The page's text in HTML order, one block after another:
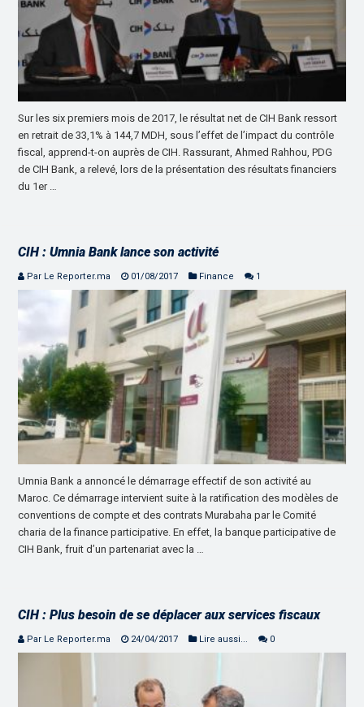
Sur les six premiers mois de 2017, le résultat net de CIH Bank ressort
en retrait de 33,1% à 144,7 MDH, sous l’effet de l’impact du contrôle
fiscal, apprend-t-on auprès de CIH. Rassurant, Ahmed Rahhou, PDG
de CIH Bank, a relevé, lors de la présentation des résultats financiers
du 1er …
CIH : Umnia Bank lance son activité
Par Le Reporter.ma 01/08/2017 Finance 1
Umnia Bank a annoncé le démarrage effectif de son activité au
Maroc. Ce démarrage intervient suite à la ratification des modèles de
conventions de compte et des contrats Murabaha par le Comité
charia de la finance participative. En effet, la banque participative de
CIH Bank, fruit d’un partenariat avec la …
CIH : Plus besoin de se déplacer aux services fiscaux
Par Le Reporter.ma 24/04/2017 Lire aussi... 0